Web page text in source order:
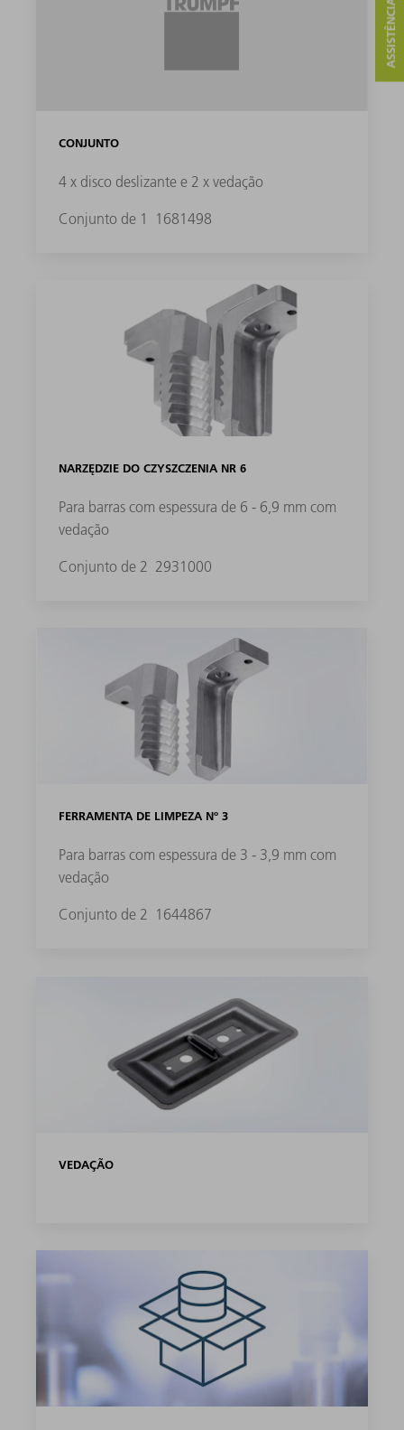
CONJUNTO
4 x disco deslizante e 2 x vedação
Conjunto de 1 1681498
NARZĘDZIE DO CZYSZCZENIA NR 6
Para barras com espessura de 6 - 6,9 mm com
vedação
Conjunto de 2 2931000
FERRAMENTA DE LIMPEZA Nº 3
Para barras com espessura de 3 - 3,9 mm com
vedação
Conjunto de 2 1644867
VEDAÇÃO